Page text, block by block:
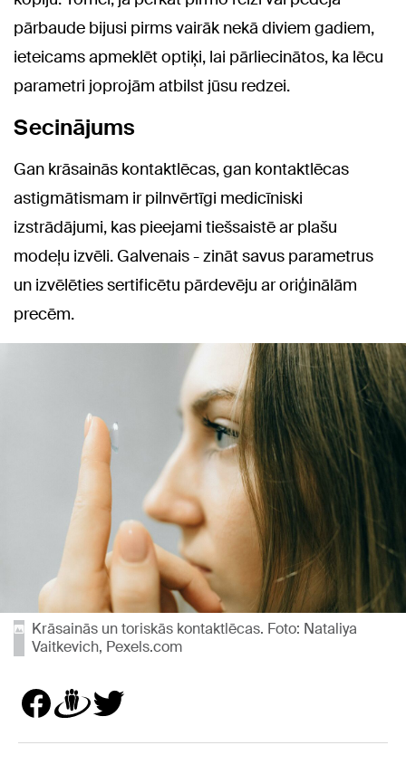
pārbaude bijusi pirms vairāk nekā diviem gadiem,
ieteicams apmeklēt optiķi, lai pārliecinātos, ka lēcu
parametri joprojām atbilst jūsu redzei.
Secinājums
Gan krāsainās kontaktlēcas, gan kontaktlēcas
astigmātismam ir pilnvērtīgi medicīniski
izstrādājumi, kas pieejami tiešsaistē ar plašu
modeļu izvēli. Galvenais - zināt savus parametrus
un izvēlēties sertificētu pārdevēju ar oriģinālām
precēm.
Krāsainās un toriskās kontaktlēcas. Foto: Nataliya
Vaitkevich, Pexels.com